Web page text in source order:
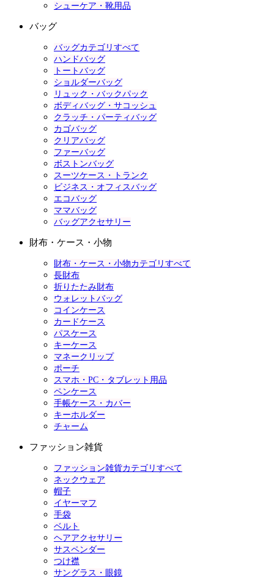
シューケア・靴用品
バッグ
バッグカテゴリすべて
ハンドバッグ
トートバッグ
ショルダーバッグ
リュック・バックパック
ボディバッグ・サコッシュ
クラッチ・パーティバッグ
カゴバッグ
クリアバッグ
ファーバッグ
ボストンバッグ
スーツケース・トランク
ビジネス・オフィスバッグ
エコバッグ
ママバッグ
バッグアクセサリー
財布・ケース・小物
財布・ケース・小物カテゴリすべて
長財布
折りたたみ財布
ウォレットバッグ
コインケース
カードケース
パスケース
キーケース
マネークリップ
ポーチ
スマホ・PC・タブレット用品
ペンケース
手帳ケース・カバー
キーホルダー
チャーム
ファッション雑貨
ファッション雑貨カテゴリすべて
ネックウェア
帽子
イヤーマフ
手袋
ベルト
ヘアアクセサリー
サスペンダー
つけ襟
サングラス・眼鏡